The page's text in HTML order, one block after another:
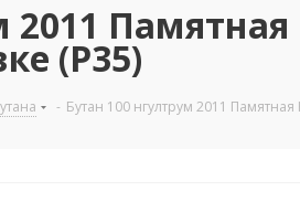
2011
(P35)
- Бутан 100 нгултрум 2011